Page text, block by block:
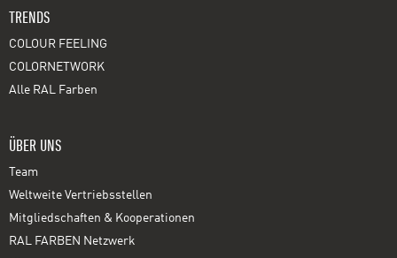
TRENDS
COLOUR FEELING
COLORNETWORK
Alle RAL Farben
ÜBER UNS
Team
Weltweite Vertriebsstellen
Mitgliedschaften & Kooperationen
RAL FARBEN Netzwerk